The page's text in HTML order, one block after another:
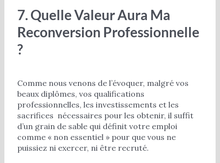
7. Quelle Valeur Aura Ma
Reconversion Professionnelle
?
Comme nous venons de l’évoquer, malgré vos
beaux diplômes, vos qualifications
professionnelles, les investissements et les
sacrifices nécessaires pour les obtenir, il suffit
d’un grain de sable qui définit votre emploi
comme « non essentiel » pour que vous ne
puissiez ni exercer, ni être recruté.